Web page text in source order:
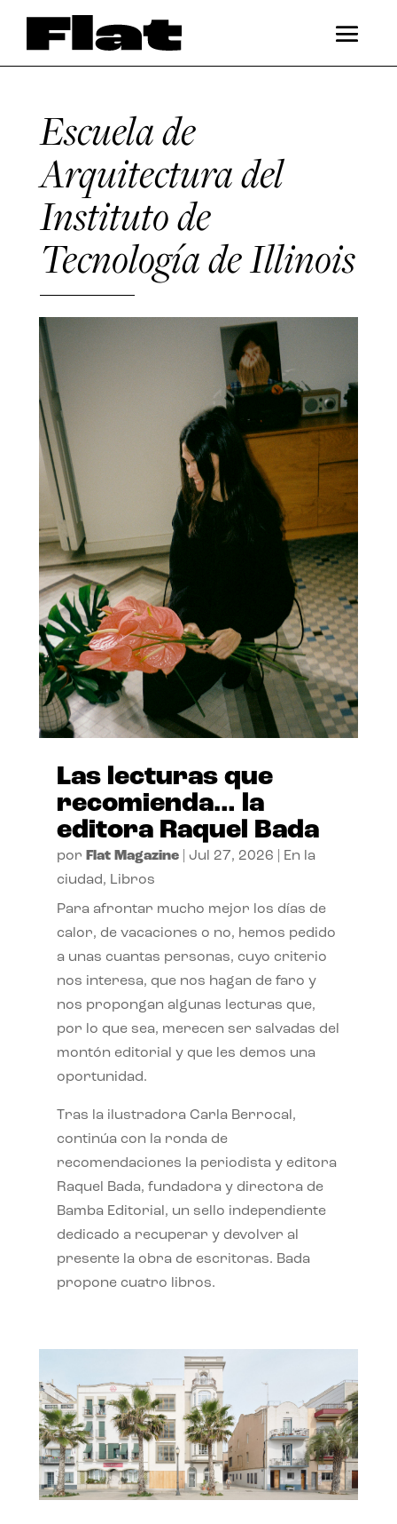
Escuela de
Arquitectura del
Instituto de
Tecnología de Illinois
Las lecturas que
recomienda… la
editora Raquel Bada
por Flat Magazine| Jul 27, 2026
En la
ciudad, Libros
Para afrontar mucho mejor los días de
calor, de vacaciones o no, hemos pedido
a unas cuantas personas, cuyo criterio
nos interesa, que nos hagan de faro y
nos propongan algunas lecturas que,
por lo que sea, merecen ser salvadas del
montón editorial y que les demos una
oportunidad.
Tras la ilustradora Carla Berrocal,
continúa con la ronda de
recomendaciones la periodista y editora
Raquel Bada, fundadora y directora de
Bamba Editorial, un sello independiente
dedicado a recuperar y devolver al
presente la obra de escritoras. Bada
propone cuatro libros.